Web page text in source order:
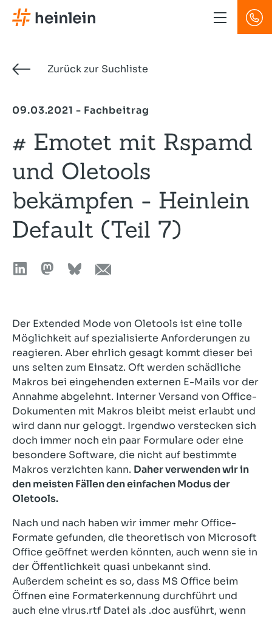
Direkt
zum
Zurück zur Suchliste
09.03.2021 - Fachbeitrag
# Emotet mit Rspamd
und Oletools
bekämpfen - Heinlein
Default (Teil 7)
Der Extended Mode von Oletools ist eine tolle
Möglichkeit auf spezialisierte Anforderungen zu
reagieren. Aber ehrlich gesagt kommt dieser bei
uns selten zum Einsatz. Oft werden schädliche
Makros bei eingehenden externen E-Mails vor der
Annahme abgelehnt. Interner Versand von Office-
Dokumenten mit Makros bleibt meist erlaubt und
wird dann nur geloggt. Irgendwo verstecken sich
doch immer noch ein paar Formulare oder eine
besondere Software, die nicht auf bestimmte
Makros verzichten kann. Daher verwenden wir in
den meisten Fällen den einfachen Modus der
Oletools.
Nach und nach haben wir immer mehr Office-
Formate gefunden, die theoretisch von Microsoft
Office geöffnet werden könnten, auch wenn sie in
der Öffentlichkeit quasi unbekannt sind.
Außerdem scheint es so, dass MS Office beim
Öffnen eine Formaterkennung durchführt und
auch eine virus.rtf Datei als .doc ausführt, wenn